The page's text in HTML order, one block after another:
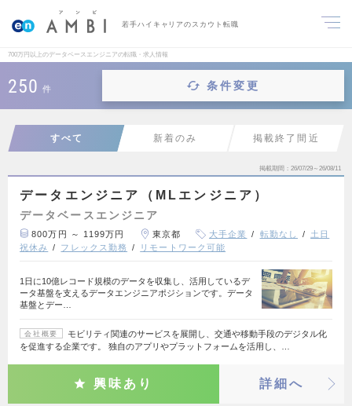
若手ハイキャリアのスカウト転職
700万円以上のデータベースエンジニアの転職・求人情報
250 件 条件変更
すべて 新着のみ 掲載終了間近
掲載期間 26/07/29～26/08/11
データエンジニア（MLエンジニア）
データベースエンジニア
800万円 ～ 1199万円 東京都 大手企業 転勤なし
土日
祝休み
フレックス勤務 リモートワーク可能
1日に10億レコード規模のデータを収集し、活用しているデ
ータ基盤を支えるデータエンジニアポジションです。データ
基盤とデー…
会社概要
モビリティ関連のサービスを展開し、交通や移動手段のデジタル化
を促進する企業です。 独自のアプリやプラットフォームを活用し、…
興味あり 詳細へ